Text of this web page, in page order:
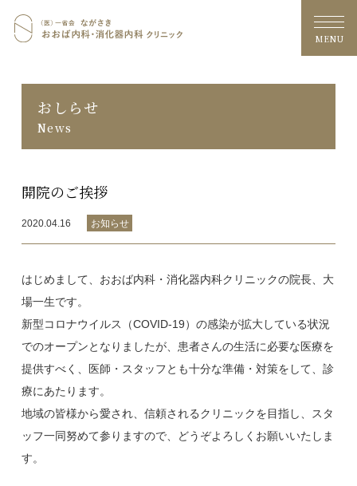
おおば内科・消化器内科クリニッ
MENU
おしらせ
News
開院のご挨拶
2020.04.16 お知らせ
はじめまして、おおば内科・消化器内科クリニックの院長、大
場一生です。
新型コロナウイルス（COVID-19）の感染が拡大している状況
でのオープンとなりましたが、患者さんの生活に必要な医療を
提供すべく、医師・スタッフとも十分な準備・対策をして、診
療にあたります。
地域の皆様から愛され、信頼されるクリニックを目指し、スタ
ッフ一同努めて参りますので、どうぞよろしくお願いいたしま
す。